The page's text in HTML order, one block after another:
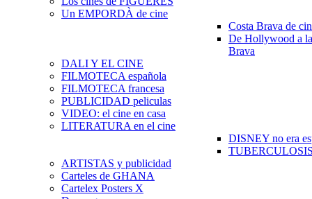
Un EMPORDÀ de cine
Costa Brava de
De Hollywood a
Brava
DALI Y EL CINE
FILMOTECA española
FILMOTECA francesa
PUBLICIDAD peliculas
VIDEO: el cine en casa
LITERATURA en el cine
DISNEY no era
ARTISTAS y publicidad
Carteles de GHANA
Cartelex Posters X